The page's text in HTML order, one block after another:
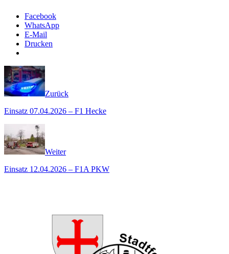
Facebook
WhatsApp
E-Mail
Drucken
Zurück
Einsatz 07.04.2026 – F1 Hecke
Weiter
Einsatz 12.04.2026 – F1A PKW